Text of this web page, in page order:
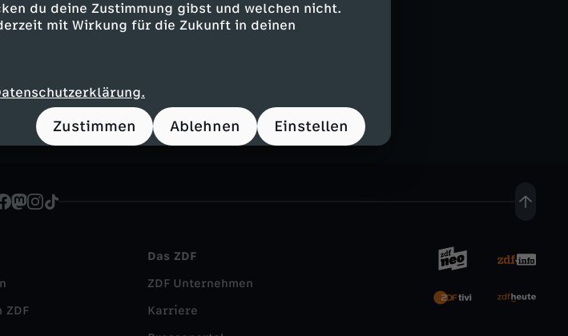
du deine Zustimmung gibst und welchen nicht.
mit Wirkung für die Zukunft in deinen
Zustimmen Ablehnen Einstellen
ZDF
Das ZDF
ZDF Unternehmen
Karriere